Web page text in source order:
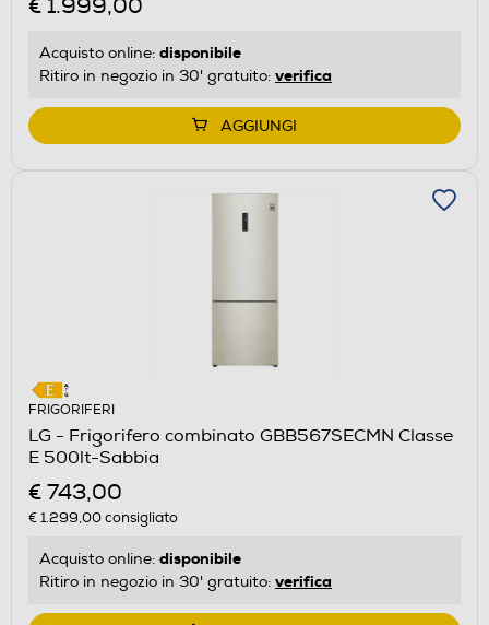
€ 1.999,00
Acquisto online: disponibile
Ritiro in negozio in 30' gratuito: verifica
AGGIUNGI
FRIGORIFERI
LG - Frigorifero combinato GBB567SECMN Classe
E 500lt-Sabbia
€ 743,00
€ 1.299,00consigliato
Acquisto online: disponibile
Ritiro in negozio in 30' gratuito: verifica